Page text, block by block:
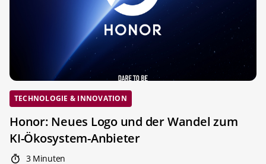
TECHNOLOGIE & INNOVATION
Honor: Neues Logo und der Wandel zum
KI-Ökosystem-Anbieter
3 Minuten